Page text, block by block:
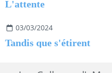
L'attente
03/03/2024
Tandis que s'étirent